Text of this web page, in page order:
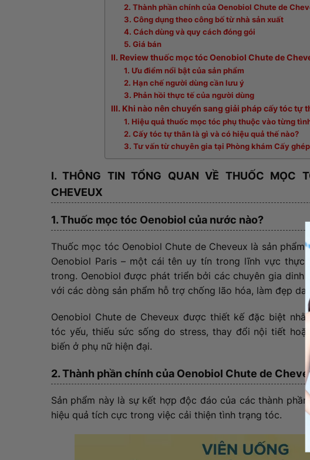
2. Thành phần chính của Oenobiol Chute de
3. Công dụng theo công bố từ nhà sản xuất
4. Cách dùng và quy cách đóng gói
5. Giá bán
II. Review thuốc mọc tóc Oenobiol Chute de
1. Ưu điểm nổi bật của sản phẩm
2. Hạn chế người dùng cần lưu ý
3. Phản hồi thực tế của người dùng
III. Khi nào nên chuyển sang giải pháp cấy tóc tự
1. Hiệu quả thuốc mọc tóc phụ thuộc vào từng
2. Cấy tóc tự thân là gì và có hiệu quả thế nào?
3. Tư vấn từ chuyên gia tại Phòng khám Cấy
I. THÔNG TIN TỔNG QUAN VỀ THUỐC MỌC
CHEVEUX
1. Thuốc mọc tóc Oenobiol của nước nào?
Thuốc mọc tóc Oenobiol Chute de Cheveux là sản
Oenobiol Paris – một cái tên uy tín trong lĩnh vực thực
trong. Oenobiol được phát triển bởi các chuyên gia dinh
với các dòng sản phẩm hỗ trợ chống lão hóa, làm đẹp
Oenobiol Chute de Cheveux được thiết kế đặc biệt
tóc yếu, thiếu sức sống do stress, thay đổi nội tiết
biến ở phụ nữ hiện đại.
2. Thành phần chính của Oenobiol Chute de
Sản phẩm này là sự kết hợp độc đáo của các thành
hiệu quả tích cực trong việc cải thiện tình trạng tóc.